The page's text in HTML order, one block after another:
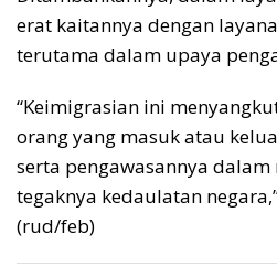
erat kaitannya dengan
terutama dalam upaya
“Keimigrasian ini
orang yang masuk atau
serta pengawasannya
tegaknya kedaulatan
(rud/feb)